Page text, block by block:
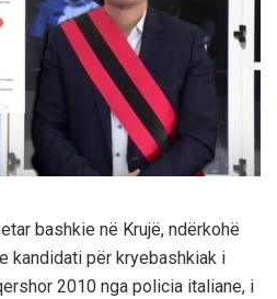
bashkie në Krujë, ndërkohë
kandidati për kryebashkiak i
2010 nga policia italiane, i